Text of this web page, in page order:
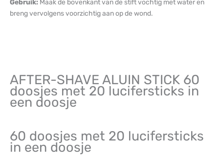
Gebruik: Maak de bovenkant van de stift vochtig met water en
breng vervolgens voorzichtig aan op de wond.
AFTER-SHAVE ALUIN STICK 60
doosjes met 20 lucifersticks in
een doosje
60 doosjes met 20 lucifersticks
in een doosje